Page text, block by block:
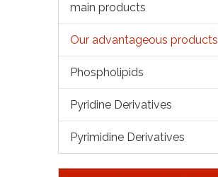
main products
Our advantageous products
Phospholipids
Pyridine Derivatives
Pyrimidine Derivatives